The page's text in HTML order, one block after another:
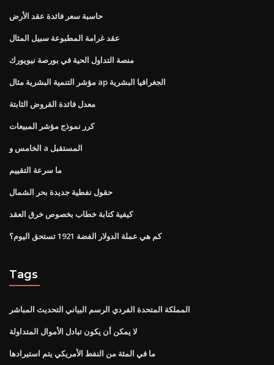
حاسبة سعر فائدة عقد الأرض
عقد غرامة المطبوعة سبيل المثال
منصة التداول الحية في بورصة نيويورك
مؤشر التنمية البشرية مثال ap الجغرافيا البشرية
معدل فائدة القروض الثابتة
كرر نموذج مؤشر المبيعات
الخامس و a المستقبل
ما سرعة التقييم
حقول نفطية جديدة بحر الشمال
كيفية كتابة خطاب بخصوص خرق العقد
كم هي عملة الدولار الفضة 1921 تستحق اليوم؟
Tags
المملكة المتحدة الفردي الرسم البياني التحديث المباشر
لا يمكن أن يكون تبادل الأموال المتداولة
ما في المئة من النفط الأمريكي يتم استيرادها